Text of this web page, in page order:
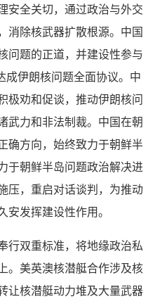
安全关切，通过政治与外交
消除核武器扩散根源。中国
问题的正道，并建设性参与
成伊朗核问题全面协议。中
极劝和促谈，推动伊朗核问
武力和非法制裁。中国在朝
确方向，始终致力于朝鲜半
于朝鲜半岛问题政治解决进
压，重启对话谈判，为推动
发挥建设性作用。
行双重标准，将地缘政治私
。美英澳核潜艇合作涉及核
让核潜艇动力堆及大量武器